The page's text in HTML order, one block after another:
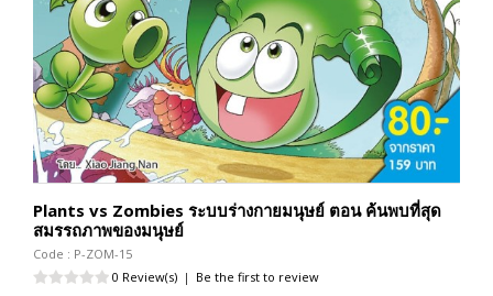
Plants vs Zombies ระบบร่างกายมนุษย์ ตอน ค้นพบที่สุด
สมรรถภาพของมนุษย์
Code : P-ZOM-15
0 Review(s) | Be the first to review